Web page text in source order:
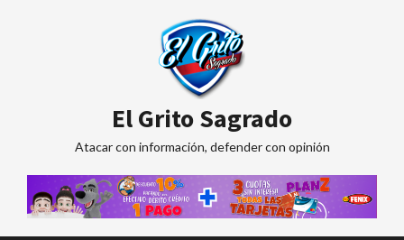
El Grito Sagrado
Atacar con información, defender con opinión